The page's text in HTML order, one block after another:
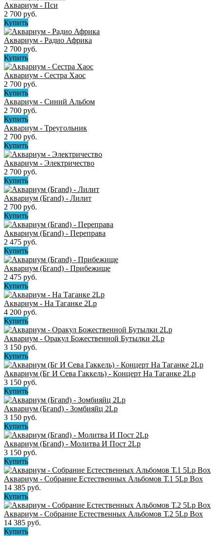
Аквариум - Пси
2 700 руб.
Купить
Аквариум - Радио Африка
2 700 руб.
Купить
Аквариум - Сестра Хаос
2 700 руб.
Купить
Аквариум - Синий Альбом
2 700 руб.
Купить
Аквариум - Треугольник
2 700 руб.
Купить
Аквариум - Электричество
2 700 руб.
Купить
Аквариум (Бгand) - Лилит
2 700 руб.
Купить
Аквариум (Бгand) - Переправа
2 475 руб.
Купить
Аквариум (Бгand) - Прибежище
2 475 руб.
Купить
Аквариум - На Таганке 2Lp
4 200 руб.
Купить
Аквариум - Оракул Божественной Бутылки 2Lp
3 150 руб.
Купить
Аквариум (Бг И Сева Гаккель) - Концерт На Таганке 2Lp
3 150 руб.
Купить
Аквариум (Бгand) - Зомбияйц 2Lp
3 150 руб.
Купить
Аквариум (Бгand) - Молитва И Пост 2Lp
3 150 руб.
Купить
Аквариум - Собрание Естественных Альбомов Т.1 5Lp Box
14 385 руб.
Купить
Аквариум - Собрание Естественных Альбомов Т.2 5Lp Box
14 385 руб.
Купить